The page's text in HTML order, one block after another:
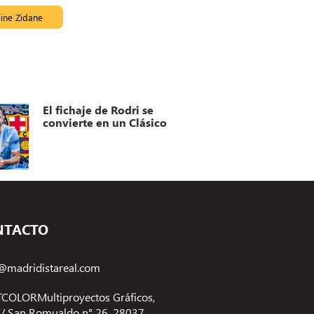
Zidane
El fichaje de Rodri se
convierte en un Clásico
Gráficos,